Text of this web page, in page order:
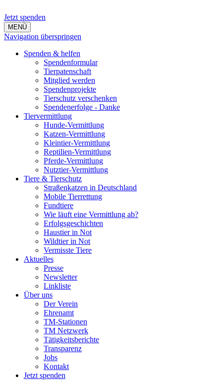
Jetzt spenden
MENÜ
Navigation überspringen
Spenden & helfen
Spendenformular
Tierpatenschaft
Mitglied werden
Spendenprojekte
Tierschutz verschenken
Spendenerfolge - Danke
Tiervermittlung
Hunde-Vermittlung
Katzen-Vermittlung
Kleintier-Vermittlung
Reptilien-Vermittlung
Pferde-Vermittlung
Nutztier-Vermittlung
Tiere & Tierschutz
Straßenkatzen in Deutschland
Mobile Tierrettung
Fundtiere
Wie läuft eine Vermittlung ab?
Erfolgsgeschichten
Haustier in Not
Wildtier in Not
Vermisste Tiere
Aktuelles
Presse
Newsletter
Linkliste
Über uns
Der Verein
Ehrenamt
TM-Stationen
TM Netzwerk
Tätigkeitsberichte
Transparenz
Jobs
Kontakt
Jetzt spenden